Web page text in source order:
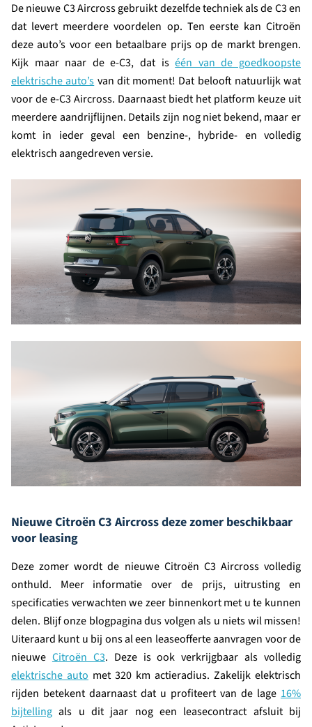
De nieuwe C3 Aircross gebruikt dezelfde techniek als de C3 en
dat levert meerdere voordelen op. Ten eerste kan Citroën
deze auto’s voor een betaalbare prijs op de markt brengen.
Kijk maar naar de e-C3, dat iséén van de goedkoopste
elektrische auto’s van dit moment! Dat belooft natuurlijk wat
voor de e-C3 Aircross. Daarnaast biedt het platform keuze uit
meerdere aandrijflijnen. Details zijn nog niet bekend, maar er
komt in ieder geval een benzine-, hybride- en volledig
elektrisch aangedreven versie.
Nieuwe Citroën C3 Aircross deze zomer beschikbaar
voor leasing
Deze zomer wordt de nieuwe Citroën C3 Aircross volledig
onthuld. Meer informatie over de prijs, uitrusting en
specificaties verwachten we zeer binnenkort met u te kunnen
delen. Blijf onze blogpagina dus volgen als u niets wil missen!
Uiteraard kunt u bij ons al een leaseofferte aanvragen voor de
nieuwe Citroën C3. Deze is ook verkrijgbaar als volledig
elektrische auto met 320 km actieradius. Zakelijk elektrisch
rijden betekent daarnaast dat u profiteert van de lage 16%
bijtelling als u dit jaar nog een leasecontract afsluit bij